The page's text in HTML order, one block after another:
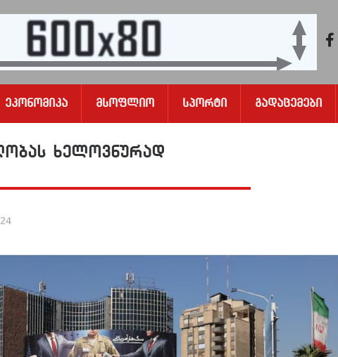
Ეკონომიკა Მსოფლიო Სპორტი Გადაცემები
ხელოვნურად